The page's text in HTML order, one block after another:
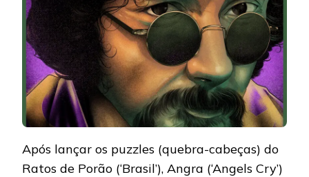
Após lançar os puzzles (quebra-cabeças) do
Ratos de Porão (‘Brasil’), Angra (‘Angels Cry’)